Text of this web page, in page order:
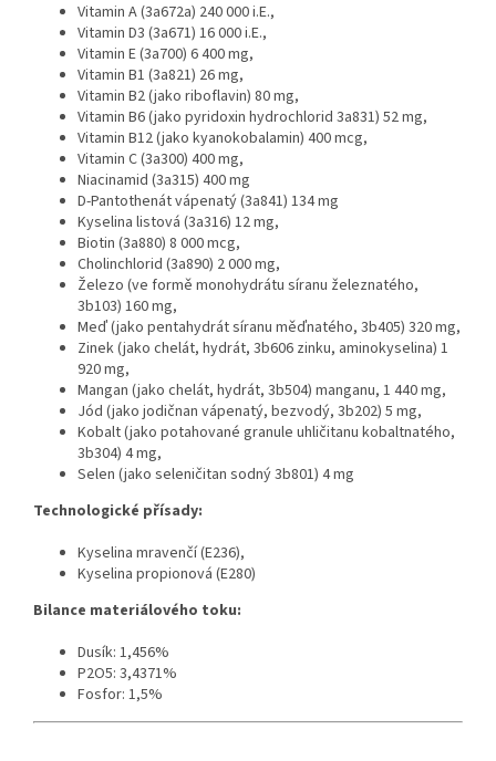
Vitamin A (3a672a) 240 000 i.E.,
Vitamin D3 (3a671) 16 000 i.E.,
Vitamin E (3a700) 6 400 mg,
Vitamin B1 (3a821) 26 mg,
Vitamin B2 (jako riboflavin) 80 mg,
Vitamin B6 (jako pyridoxin hydrochlorid 3a831) 52 mg,
Vitamin B12 (jako kyanokobalamin) 400 mcg,
Vitamin C (3a300) 400 mg,
Niacinamid (3a315) 400 mg
D-Pantothenát vápenatý (3a841) 134 mg
Kyselina listová (3a316) 12 mg,
Biotin (3a880) 8 000 mcg,
Cholinchlorid (3a890) 2 000 mg,
Železo (ve formě monohydrátu síranu železnatého,
3b103) 160 mg,
Meď (jako pentahydrát síranu měďnatého, 3b405) 320 mg,
Zinek (jako chelát, hydrát, 3b606 zinku, aminokyselina) 1
920 mg,
Mangan (jako chelát, hydrát, 3b504) manganu, 1 440 mg,
Jód (jako jodičnan vápenatý, bezvodý, 3b202) 5 mg,
Kobalt (jako potahované granule uhličitanu kobaltnatého,
3b304) 4 mg,
Selen (jako seleničitan sodný 3b801) 4 mg
Technologické přísady:
Kyselina mravenčí (E236),
Kyselina propionová (E280)
Bilance materiálového toku:
Dusík: 1,456%
P2O5: 3,4371%
Fosfor: 1,5%